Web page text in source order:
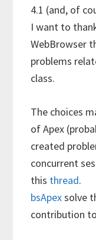
4.1 (and, of
I want to
WebBrowser
problems
class.
The choices
of Apex
created
concurrent
this thread.
bsApexsolve
contribution